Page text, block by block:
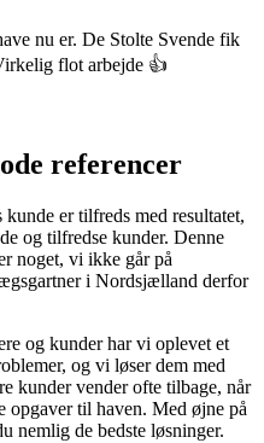
nu er. De Stolte Svende fik
flot arbejde 👍
referencer
er tilfreds med resultatet,
og tilfredse kunder. Denne
noget, vi ikke går på
i Nordsjælland derfor
og kunder har vi oplevet et
og vi løser dem med
kunder vender ofte tilbage, når
opgaver til haven. Med øjne på
nemlig de bedste løsninger.